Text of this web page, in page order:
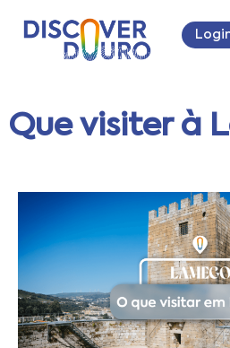
Que visiter à